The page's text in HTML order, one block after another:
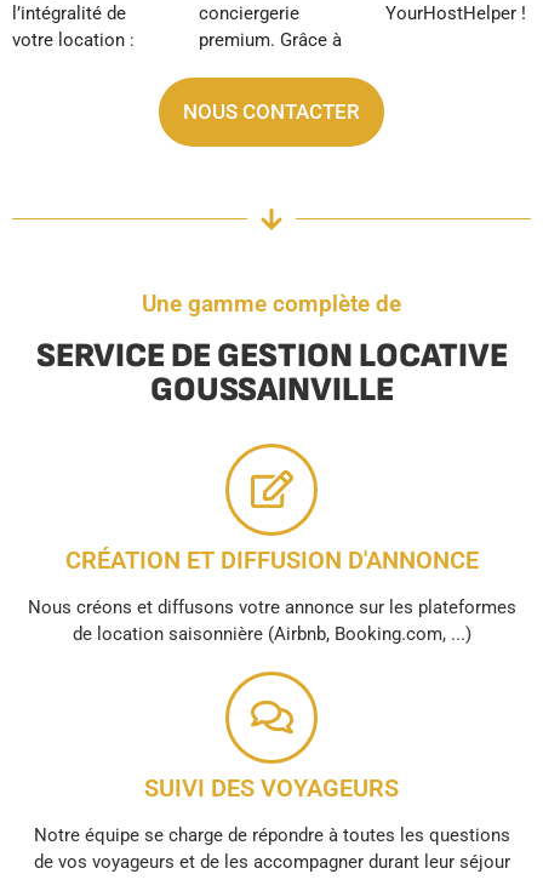
l’intégralité de
votre location :
conciergerie
premium. Grâce à
YourHostHelper !
NOUS CONTACTER
Une gamme complète de
SERVICE DE GESTION LOCATIVE
GOUSSAINVILLE
CRÉATION ET DIFFUSION D'ANNONCE
Nous créons et diffusons votre annonce sur les plateformes
de location saisonnière (Airbnb, Booking.com, ...)
SUIVI DES VOYAGEURS
Notre équipe se charge de répondre à toutes les questions
de vos voyageurs et de les accompagner durant leur séjour